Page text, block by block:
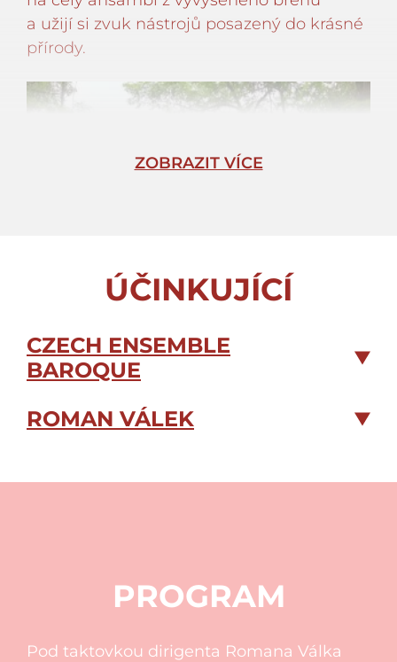
a užijí si zvuk nástrojů posazený do krásné
přírody.
Mašovický lom, místo konání koncertu.
ZOBRAZIT VÍCE
ÚČINKUJÍCÍ
CZECH ENSEMBLE
BAROQUE
ROMAN VÁLEK
PROGRAM
Pod taktovkou dirigenta Romana Válka